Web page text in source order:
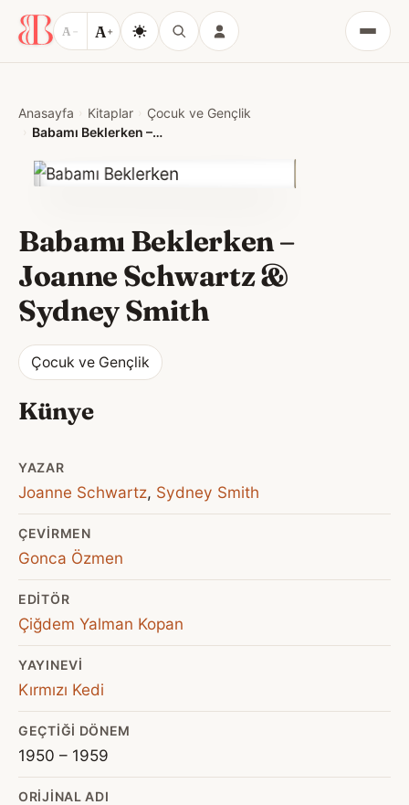
A − A+
Menü
Anasayfa Kitaplar
Çocuk ve Gençlik
Babamı Beklerken – Joanne Schwartz & Sydney Smith
Babamı Beklerken –
Joanne Schwartz &
Sydney Smith
Çocuk ve Gençlik
Künye
YAZAR
Joanne Schwartz, Sydney Smith
ÇEVIRMEN
Gonca Özmen
EDITÖR
Çiğdem Yalman Kopan
YAYINEVI
Kırmızı Kedi
GEÇTIĞI DÖNEM
1950 – 1959
ORIJINAL ADI